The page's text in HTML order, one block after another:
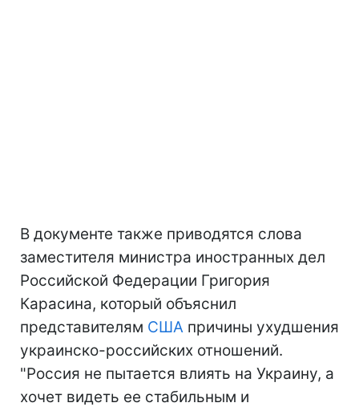
В документе также приводятся слова
заместителя министра иностранных дел
Российской Федерации Григория
Карасина, который объяснил
представителям США причины ухудшения
украинско-российских отношений.
"Россия не пытается влиять на Украину, а
хочет видеть ее стабильным и